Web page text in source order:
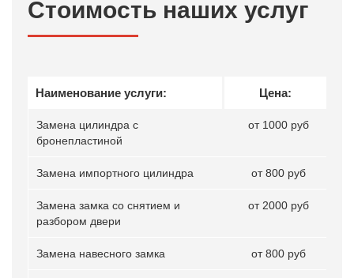
Стоимость наших услуг
Наименование услуги: Цена:
Замена цилиндра с
бронепластиной
от 1000 руб
Замена импортного цилиндра от 800 руб
Замена замка со снятием и
разбором двери
от 2000 руб
Замена навесного замка от 800 руб